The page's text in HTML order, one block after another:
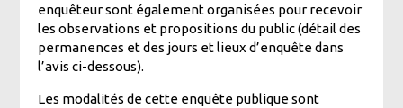
enquêteur sont également organisées pour recevoir
les observations et propositions du public (détail des
permanences et des jours et lieux d’enquête dans
l’avis ci-dessous).
Les modalités de cette enquête publique sont